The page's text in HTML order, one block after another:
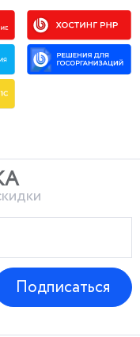
Подписаться